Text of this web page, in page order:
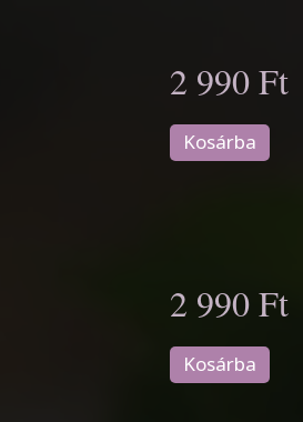
2 990 Ft
Kosárba
2 990 Ft
Kosárba